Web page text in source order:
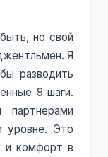
но свой
Я
разводить
9 шаги.
уровне. Это
и комфорт в